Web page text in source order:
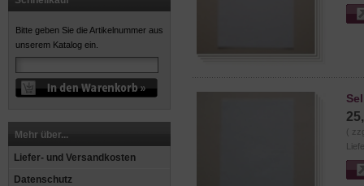
Bitte geben Sie die Artikelnummer aus
unserem Katalog ein.
Mehr über...
Liefer- und Versandkosten
Datenschutz
(